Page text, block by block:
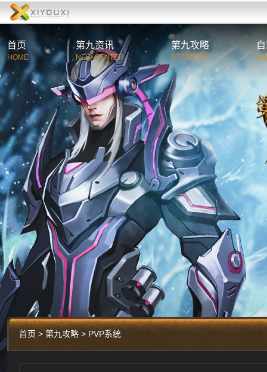
首页
HOME
第九资讯
NEW CENTER
第九攻略
STRATEGY
综合资讯
官方公告
游戏新闻
活动新闻
玩家必读
新
职
首页 > 第九攻略 > PVP系统